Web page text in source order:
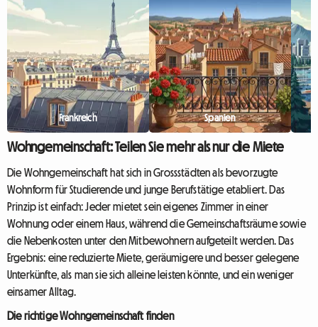
Einzelzimmern. Doch warum is...
Roomlala wissen wir, dass
gemeinsamer Einzug ma...
Frankreich Spanien
Wohngemeinschaft: Teilen Sie mehr als nur die Miete
Die Wohngemeinschaft hat sich in Grossstädten als bevorzugte
Wohnform für Studierende und junge Berufstätige etabliert. Das
Prinzip ist einfach: Jeder mietet sein eigenes Zimmer in einer
Wohnung oder einem Haus, während die Gemeinschaftsräume sowie
die Nebenkosten unter den Mitbewohnern aufgeteilt werden. Das
Ergebnis: eine reduzierte Miete, geräumigere und besser gelegene
Unterkünfte, als man sie sich alleine leisten könnte, und ein weniger
einsamer Alltag.
Die richtige Wohngemeinschaft finden